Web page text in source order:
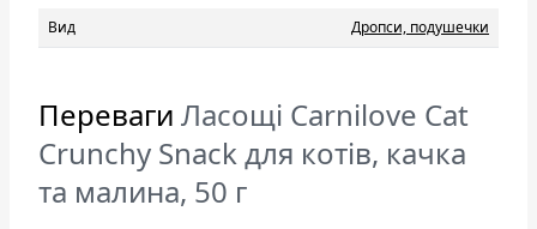
Вид
Дропси, подушечки
Переваги Ласощі Carnilove Cat
Crunchy Snack для котів, качка
та малина, 50 г